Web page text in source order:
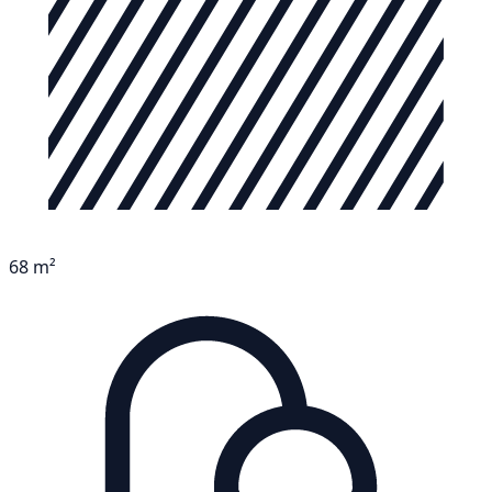
68 m²